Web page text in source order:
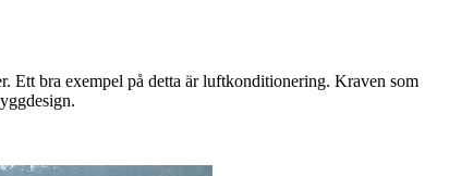
Ett bra exempel på detta är luftkonditionering. Kraven som